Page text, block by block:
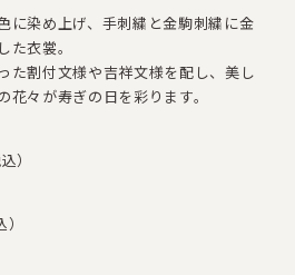
に染め上げ、手刺繍と金駒刺繍に金
衣裳。
割付文様や吉祥文様を配し、 美し
花々が寿ぎの日を彩ります。
）